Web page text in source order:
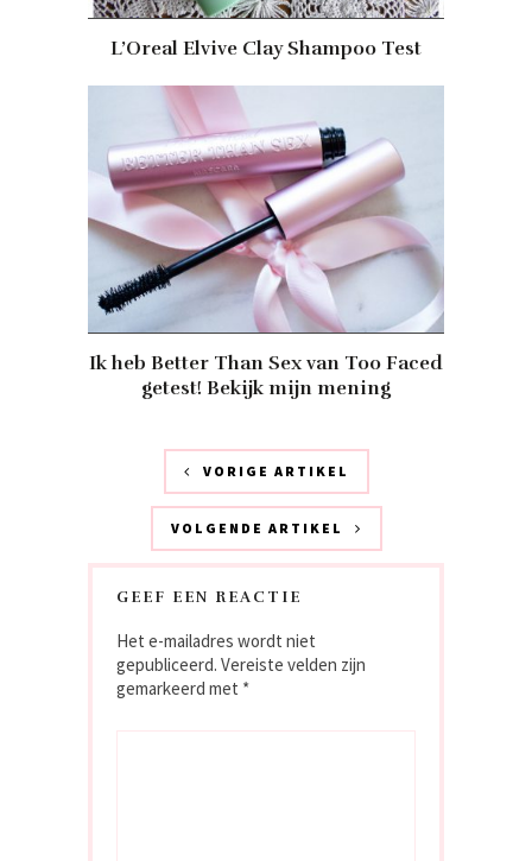
L’Oreal Elvive Clay Shampoo Test
Ik heb Better Than Sex van Too Faced
getest! Bekijk mijn mening
VORIGE ARTIKEL
VOLGENDE ARTIKEL
GEEF EEN REACTIE
Het e-mailadres wordt niet
gepubliceerd. Vereiste velden zijn
gemarkeerd met *